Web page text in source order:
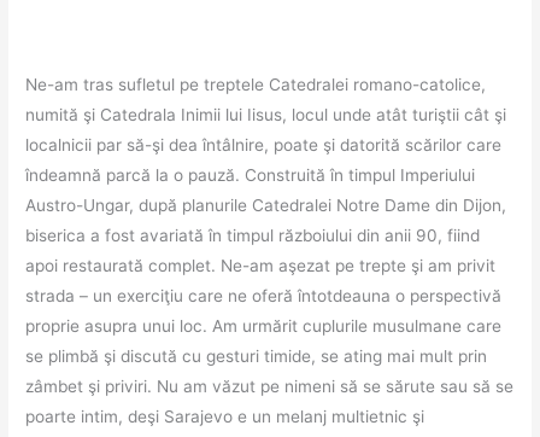
Ne-am tras sufletul pe treptele Catedralei romano-catolice,
numită şi Catedrala Inimii lui Iisus, locul unde atât turiştii cât şi
localnicii par să-şi dea întâlnire, poate şi datorită scărilor care
îndeamnă parcă la o pauză. Construită în timpul Imperiului
Austro-Ungar, după planurile Catedralei Notre Dame din Dijon,
biserica a fost avariată în timpul războiului din anii 90, fiind
apoi restaurată complet. Ne-am aşezat pe trepte şi am privit
strada – un exerciţiu care ne oferă întotdeauna o perspectivă
proprie asupra unui loc. Am urmărit cuplurile musulmane care
se plimbă şi discută cu gesturi timide, se ating mai mult prin
zâmbet şi priviri. Nu am văzut pe nimeni să se sărute sau să se
poarte intim, deşi Sarajevo e un melanj multietnic şi